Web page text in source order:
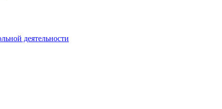
деятельности